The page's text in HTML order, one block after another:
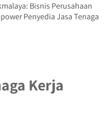
Bisnis Perusahaan
Penyedia Jasa Tenaga
Kerja